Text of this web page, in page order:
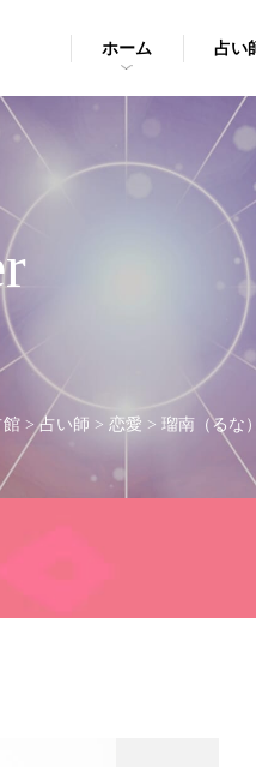
ホーム 占い
館 >占い師 > 恋愛 > 瑠南（るな